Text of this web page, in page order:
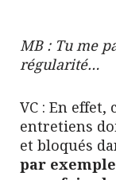
MB : Tu me
régularité…
VC : En effet,
entretiens
et bloqués
par